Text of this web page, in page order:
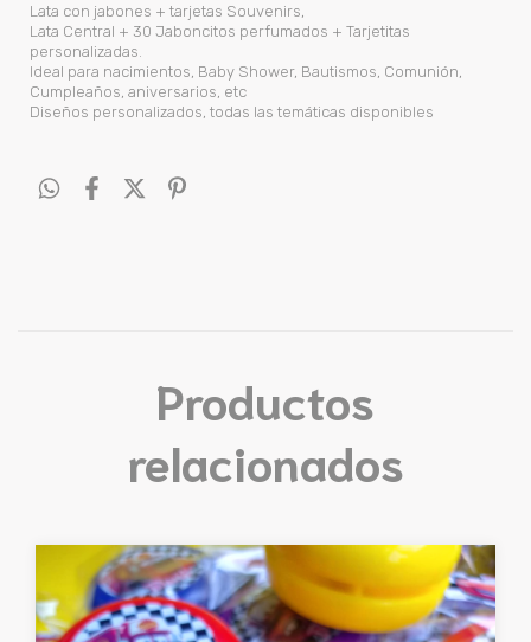
Lata con jabones + tarjetas Souvenirs,
Lata Central + 30 Jaboncitos perfumados + Tarjetitas
personalizadas.
Ideal para nacimientos, Baby Shower, Bautismos, Comunión,
Cumpleaños, aniversarios, etc
Diseños personalizados, todas las temáticas disponibles
relacionados